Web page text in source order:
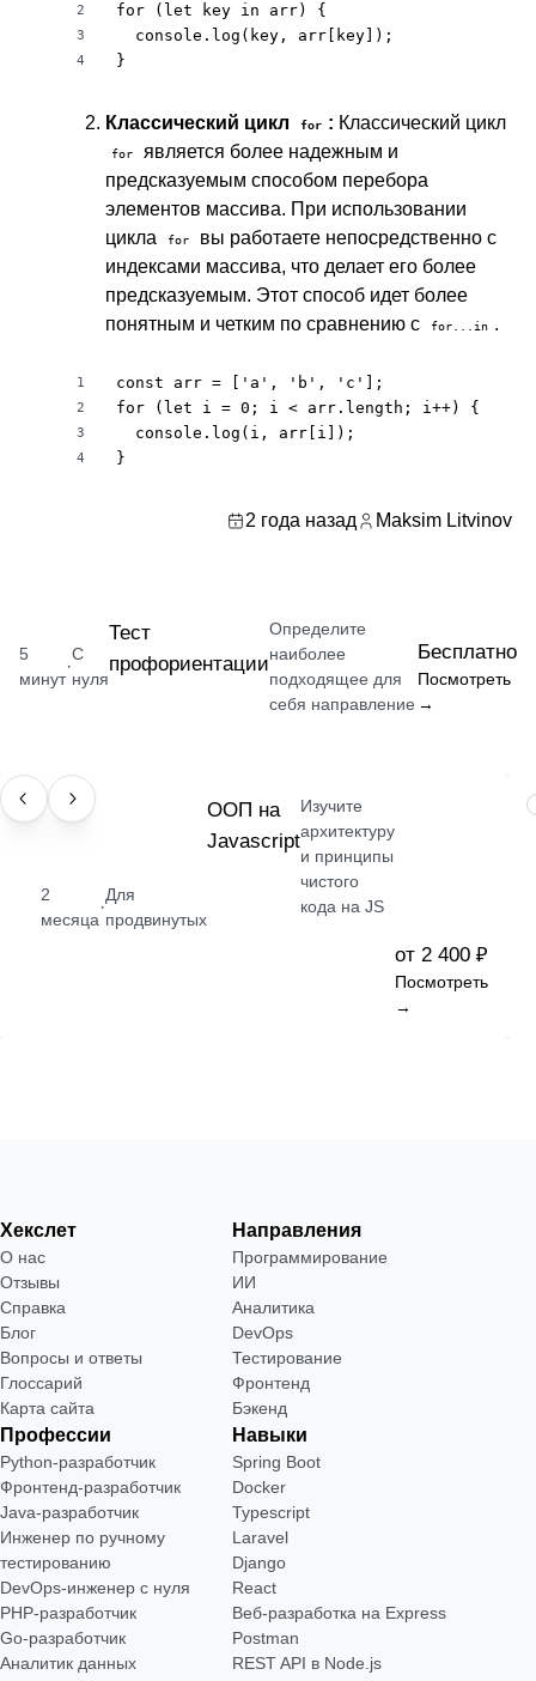
2
3
4
for (let key in arr) {
  console.log(key, arr[key]);
}
Классический цикл for : Классический цикл
for
является более надежным и
предсказуемым способом перебора
элементов массива. При использовании
цикла
for
вы работаете непосредственно с
индексами массива, что делает его более
предсказуемым. Этот способ идет более
понятным и четким по сравнению с
for...in .
1
2
3
4
const arr = ['a', 'b', 'c'];
for (let i = 0; i < arr.length; i++) {
  console.log(i, arr[i]);
}
2 года назад Maksim Litvinov
5
минут
·
С
нуля
Тест
профориентации
Определите
наиболее
подходящее для
себя направление
Бесплатно
Посмотреть
→
НАВЫК
2
месяца
·
Для
продвинутых
ООП на
Javascript
Изучите
архитектуру
и принципы
чистого
кода на JS
от 2 400 ₽
Посмотреть
→
Хекслет
О нас
Отзывы
Справка
Блог
Вопросы и ответы
Глоссарий
Карта сайта
Направления
Программирование
ИИ
Аналитика
DevOps
Тестирование
Фронтенд
Бэкенд
Профессии
Python-разработчик
Фронтенд-разработчик
Java-разработчик
Инженер по ручному
тестированию
DevOps-инженер с нуля
РНР-разработчик
Go-разработчик
Аналитик данных
Навыки
Spring Boot
Docker
Typescript
Laravel
Django
React
Веб-разработка на Express
Postman
REST API в Node.js